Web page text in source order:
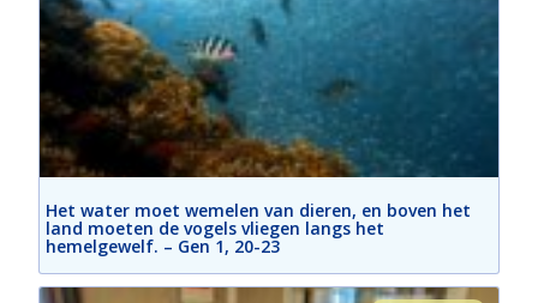
Het water moet wemelen van dieren, en boven het
land moeten de vogels vliegen langs het
hemelgewelf. – Gen 1, 20-23